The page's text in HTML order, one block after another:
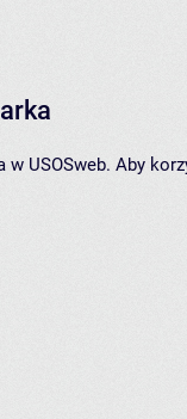
w USOSweb. Aby